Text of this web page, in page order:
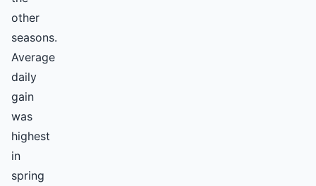
other
seasons.
Average
daily
gain
was
highest
in
spring